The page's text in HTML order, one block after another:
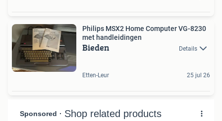
Philips MSX2 Home Computer VG-8230
met handleidingen
Bieden Details
Etten-Leur 25 jul 26